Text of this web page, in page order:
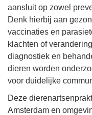
aansluit op zowel
Denk hierbij aan
vaccinaties en
klachten of
diagnostiek en
dieren worden
voor duidelijke
Deze
Amsterdam en